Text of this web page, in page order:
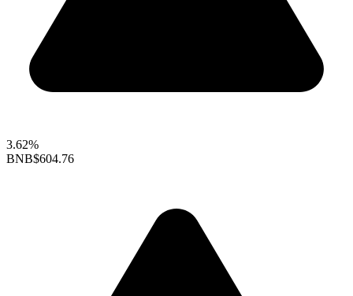
3.62%
BNB$604.76